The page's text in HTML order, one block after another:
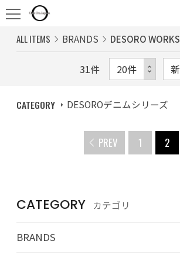
CATEGORY カテゴリ
BRANDS
ALL ITEMS BRANDS DESORO WORKS
31件
CATEGORY DESOROデニムシリーズ
PREV 1 2